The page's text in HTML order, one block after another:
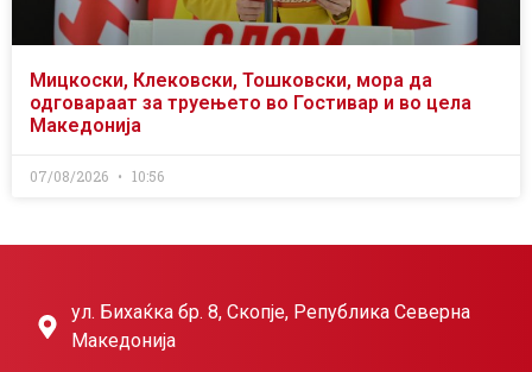
Мицкоски, Клековски, Тошковски, мора да
одговараат за труењето во Гостивар и во цела
Македонија
07/08/2026 10:56
ул. Бихаќка бр. 8, Скопје, Република Северна
Македонија